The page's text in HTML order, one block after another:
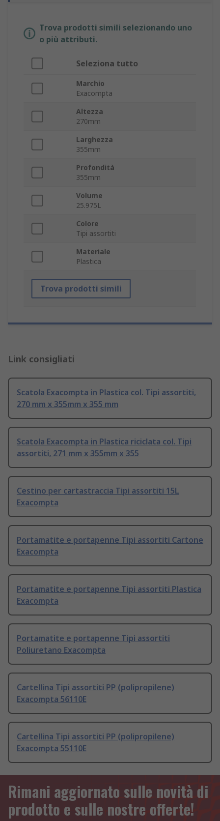
Trova prodotti simili selezionando uno
o più attributi.
Seleziona tutto
Marchio
Exacompta
Altezza
270mm
Larghezza
355mm
Profondità
355mm
Volume
25.975L
Colore
Tipi assortiti
Materiale
Plastica
Trova prodotti simili
Link consigliati
Scatola Exacompta in Plastica col. Tipi assortiti,
270 mm x 355mm x 355 mm
Scatola Exacompta in Plastica riciclata col. Tipi
assortiti, 271 mm x 355mm x 355
Cestino per cartastraccia Tipi assortiti 15L
Exacompta
Portamatite e portapenne Tipi assortiti Cartone
Exacompta
Portamatite e portapenne Tipi assortiti Plastica
Exacompta
Portamatite e portapenne Tipi assortiti
Poliuretano Exacompta
Cartellina Tipi assortiti PP (polipropilene)
Exacompta 56110E
Cartellina Tipi assortiti PP (polipropilene)
Exacompta 55110E
Rimani aggiornato sulle novità di
prodotto e sulle nostre offerte!